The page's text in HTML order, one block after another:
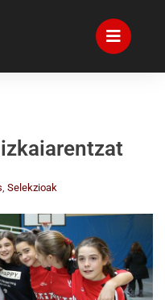
, Selekzioak